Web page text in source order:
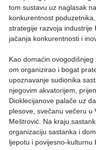
tom sustavu uz naglasak
konkurentnost
strategije razvoja industrije
jačanja konkurentnosti i
Kao domaćin
om organizirao i bogat
upoznavanje sudionika
njegovim akvatorijem,
Dioklecijanove palače uz
plesove, svečanu večeru u
Meštrović. Na kraju
organizaciju sastanka i
ljepotu i povijesno-kulturnu